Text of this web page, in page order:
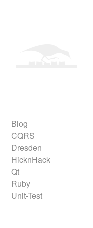
Blog
CQRS
Dresden
HicknHack
Qt
Ruby
Unit-Test